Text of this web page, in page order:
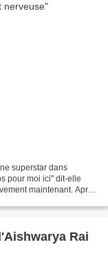
superstar dans
pour moi ici" dit-elle
maintenant. Après
Rai